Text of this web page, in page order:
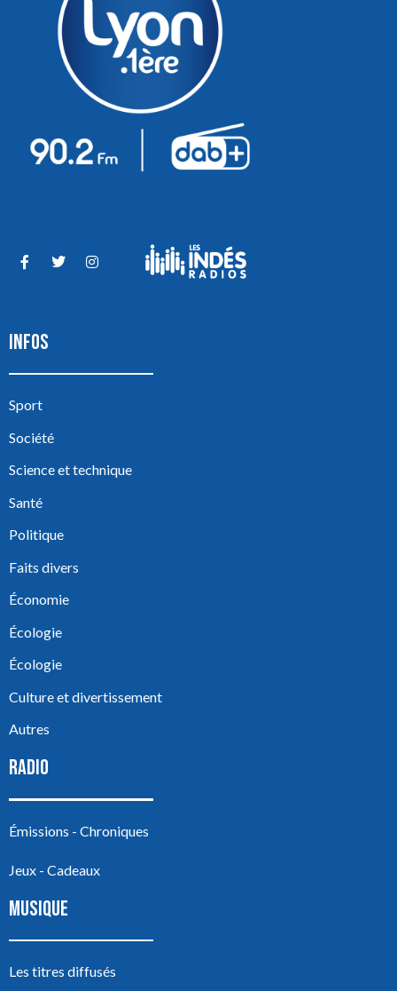
INFOS
Sport
Société
Science et technique
Santé
Politique
Faits divers
Économie
Écologie
Écologie
Culture et divertissement
Autres
RADIO
Émissions - Chroniques
Jeux - Cadeaux
MUSIQUE
Les titres diffusés